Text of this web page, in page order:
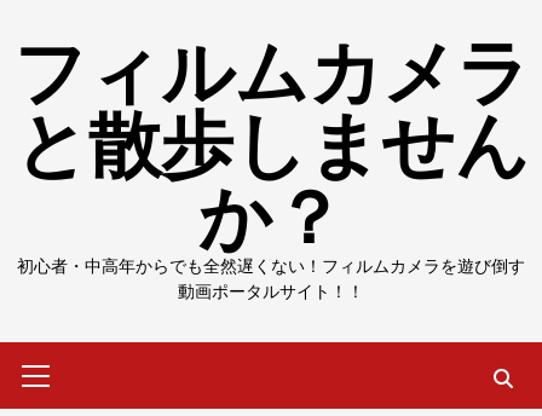
content
フィルムカメラ
と散歩しません
か？
初心者・中高年からでも全然遅くない！フィルムカメラを遊び倒す
動画ポータルサイト！！
Menu